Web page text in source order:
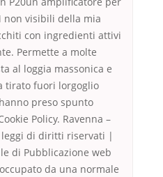
non visibili della mia
con ingredienti attivi
Permette a molte
al loggia massonica e
tirato fuori lorgoglio
preso spunto
Policy. Ravenna –
di diritti riservati |
di Pubblicazione web
da una normale